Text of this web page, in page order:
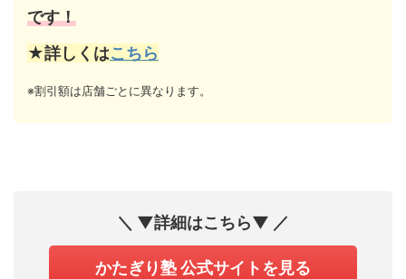
です！
★詳しくはこちら
※割引額は店舗ごとに異なります。
＼ ▼詳細はこちら▼ ／
かたぎり塾 公式サイトを見る